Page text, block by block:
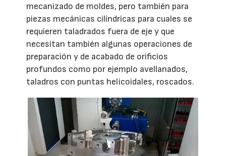
mecanizado de moldes, pero también para
piezas mecánicas cilíndricas para cuales se
requieren taladrados fuera de eje y que
necesitan también algunas operaciones de
preparación y de acabado de orificios
profundos como por ejemplo avellanados,
taladros con puntas helicoidales, roscados.